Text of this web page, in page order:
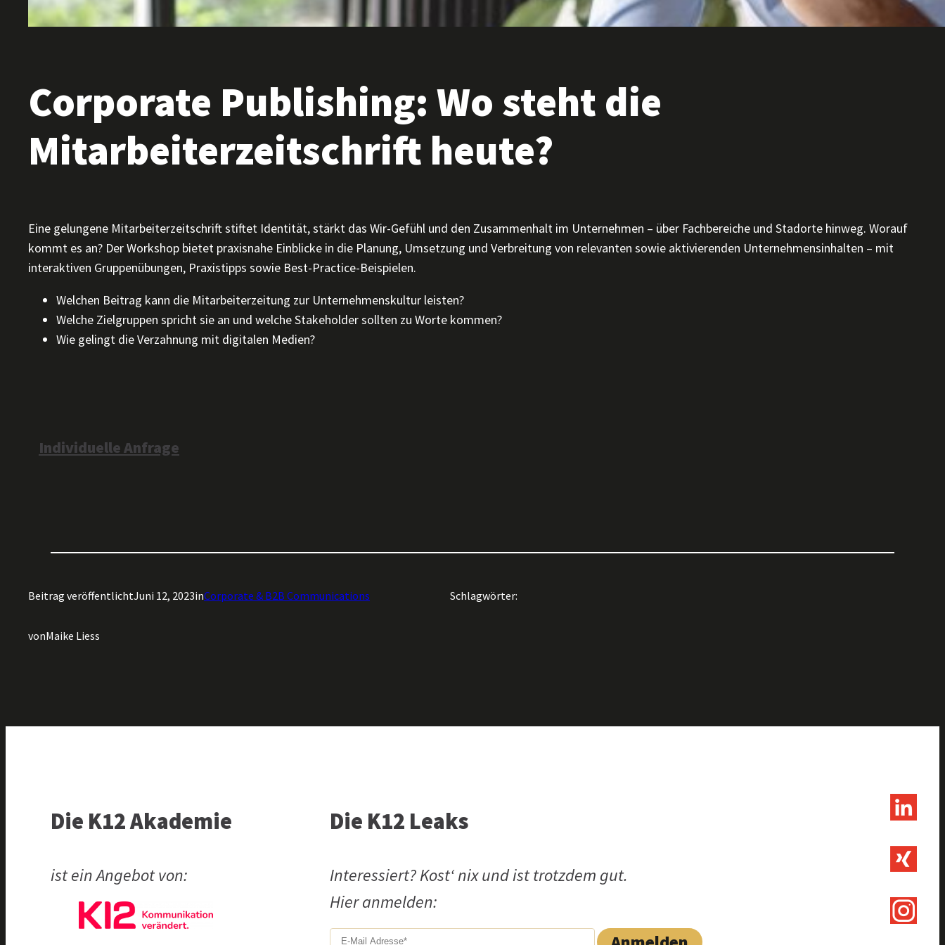
Corporate Publishing: Wo steht die
Mitarbeiterzeitschrift heute?
Eine gelungene Mitarbeiterzeitschrift stiftet Identität, stärkt das Wir-Gefühl und den Zusammenhalt im Unternehmen – über Fachbereiche und Stadorte hinweg. Worauf
kommt es an? Der Workshop bietet praxisnahe Einblicke in die Planung, Umsetzung und Verbreitung von relevanten sowie aktivierenden Unternehmensinhalten – mit
interaktiven Gruppenübungen, Praxistipps sowie Best-Practice-Beispielen.
Welchen Beitrag kann die Mitarbeiterzeitung zur Unternehmenskultur leisten?
Welche Zielgruppen spricht sie an und welche Stakeholder sollten zu Worte kommen?
Wie gelingt die Verzahnung mit digitalen Medien?
Individuelle Anfrage
Beitrag veröffentlichtJuni 12, 2023inCorporate & B2B Communications
vonMaike Liess
Schlagwörter:
Die K12 Akademie
ist ein Angebot von:
Die K12 Leaks
Interessiert? Kost‘ nix und ist trotzdem gut.
Hier anmelden: